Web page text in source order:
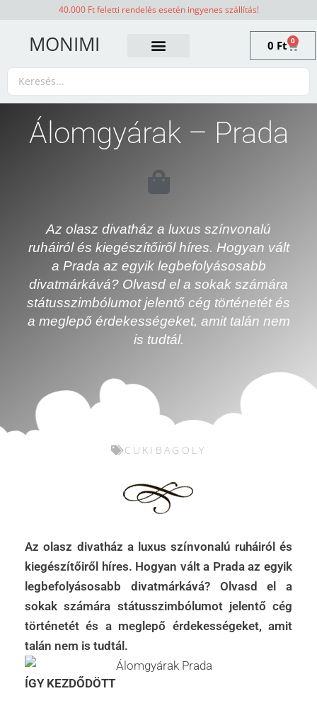
40.000 Ft feletti rendelés esetén ingyenes szállítás!
MONIMI 0 Ft 0
Álomgyárak – Prada
Az olasz divatház a luxus színvonalú
ruháiról és kiegészítőiről híres. Hogyan vált
a Prada az egyik legbefolyásosabb
divatmárkává? Olvasd el a sokak számára
státusszimbólumot jelentő cég történetét és
a meglepő érdekességeket, amit talán nem
is tudtál.
CUKIBAGOLY
Az olasz divatház a luxus színvonalú ruháiról és
kiegészítőiről híres. Hogyan vált a Prada az egyik
legbefolyásosabb divatmárkává? Olvasd el a
sokak számára státusszimbólumot jelentő cég
történetét és a meglepő érdekességeket, amit
talán nem is tudtál.
ÍGY KEZDŐDÖTT